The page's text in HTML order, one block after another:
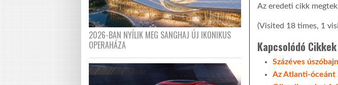
Az eredeti cikk
(Visited 18 times, 1
Kapcsolódó Cikkek
Százéves
Az Atlanti-óceánt
2026-BAN NYÍLIK MEG SANGHAJ ÚJ IKONIKUS
OPERAHÁZA